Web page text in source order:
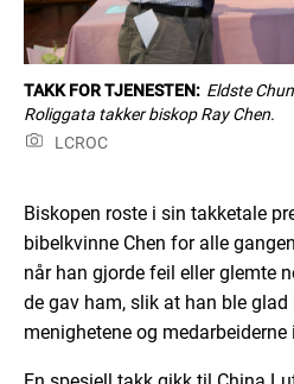
TAKK FOR TJENESTEN: Eldste
Roliggata takker biskop Ray Chen.
LCROC
Biskopen roste i sin takketale
bibelkvinne Chen for alle
når han gjorde feil eller glemte
de gav ham, slik at han ble
menighetene og medarbeiderne